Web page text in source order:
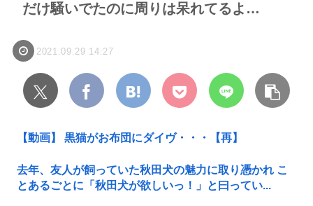
だけ騒いでたのに周りは呆れてるよ…
2021.09.29 14:27
【動画】 黒猫がお布団にダイヴ・・・【再】
去年、友人が飼っていた秋田犬の魅力に取り憑かれ こ
とあるごとに「秋田犬が欲しいっ！」と曰ってい...